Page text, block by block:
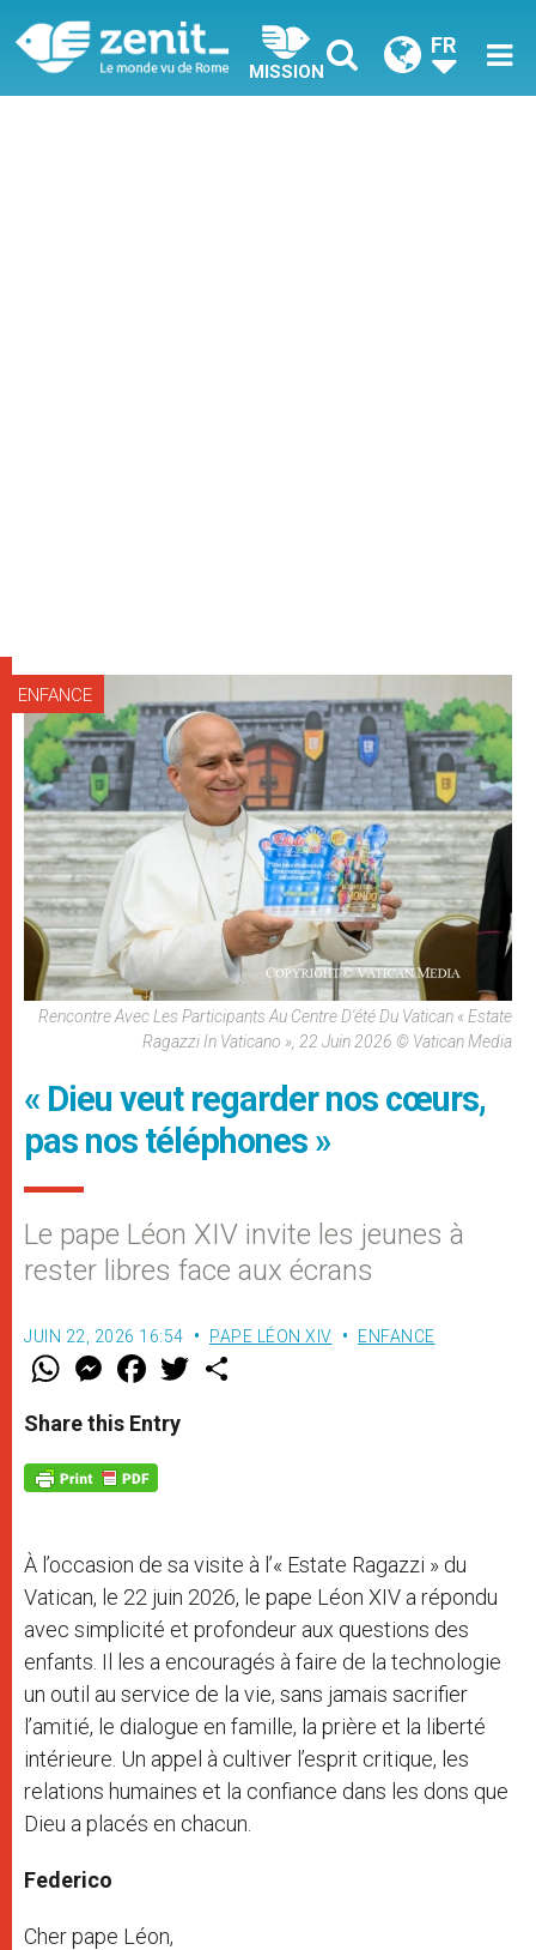
MISSION
FR
ENFANCE
Rencontre Avec Les Participants Au Centre D'été Du Vatican « Estate
Ragazzi In Vaticano », 22 Juin 2026 © Vatican Media
« Dieu veut regarder nos cœurs,
pas nos téléphones »
Le pape Léon XIV invite les jeunes à
rester libres face aux écrans
JUIN 22, 2026 16:54 PAPE LÉON XIV ENFANCE
W
t
s
p
p
M
e
s
e
g
e
F
a
e
b
o
k
w
Share this Entry
À l’occasion de sa visite à l’« Estate Ragazzi » du
Vatican, le 22 juin 2026, le pape Léon XIV a répondu
avec simplicité et profondeur aux questions des
enfants. Il les a encouragés à faire de la technologie
un outil au service de la vie, sans jamais sacrifier
l’amitié, le dialogue en famille, la prière et la liberté
intérieure. Un appel à cultiver l’esprit critique, les
relations humaines et la confiance dans les dons que
Dieu a placés en chacun.
Federico
Cher pape Léon,